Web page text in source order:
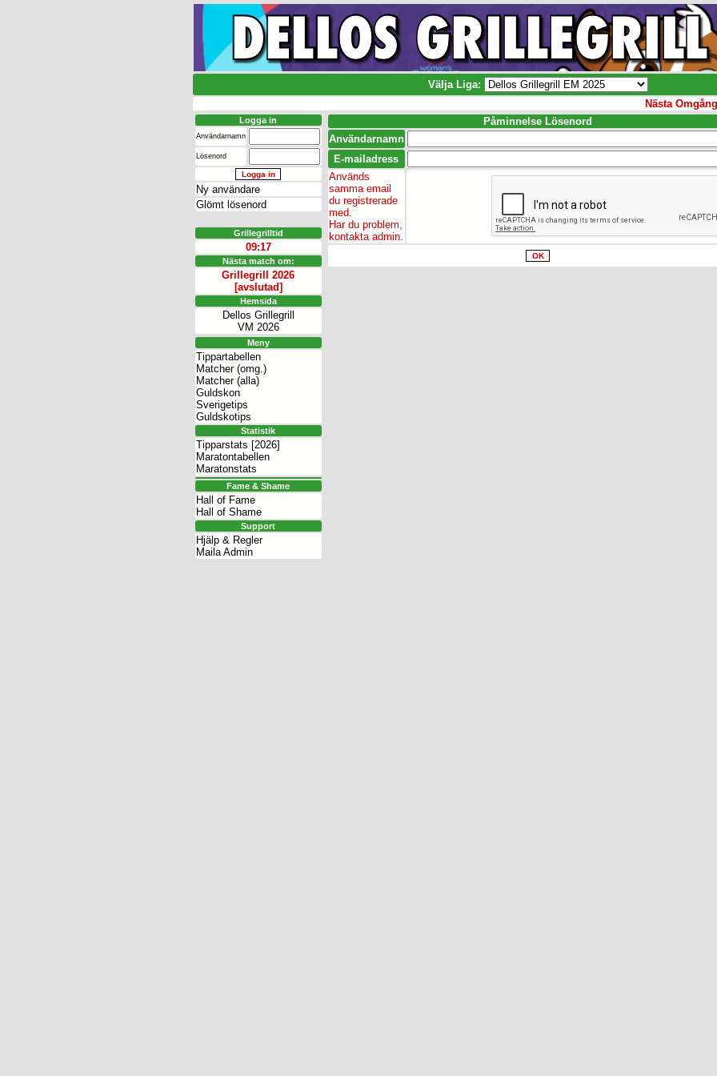
Välja Liga:
Nästa Omgång
Logga in
Användarnamn
Lösenord
Ny användare
Glömt lösenord
Grillegrilltid
09:17
Nästa match om:
Grillegrill 2026
[avslutad]
Hemsida
Dellos Grillegrill
VM 2026
Meny
Tippartabellen
Matcher (omg.)
Matcher (alla)
Guldskon
Sverigetips
Guldskotips
Statistik
Tipparstats [2026]
Maratontabellen
Maratonstats
Fame & Shame
Hall of Fame
Hall of Shame
Support
Hjälp & Regler
Maila Admin
Påminnelse Lösenord
Användarnamn
E-mailadress
Används
samma email
du registrerade
med.
Har du problem,
kontakta admin.